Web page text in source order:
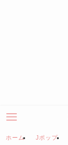
ホーム Jポップ